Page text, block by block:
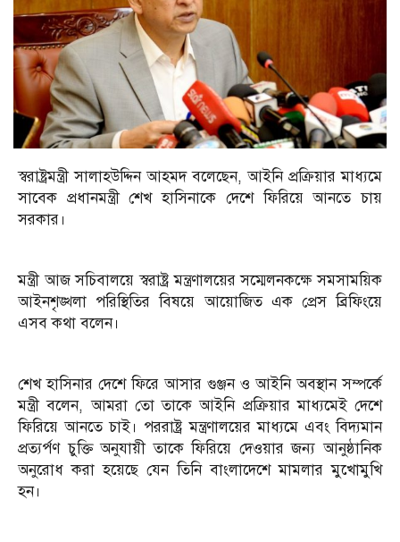
স্বরাষ্ট্রমন্ত্রী সালাহউদ্দিন আহমদ বলেছেন, আইনি প্রক্রিয়ার মাধ্যমে
সাবেক প্রধানমন্ত্রী শেখ হাসিনাকে দেশে ফিরিয়ে আনতে চায়
সরকার।
মন্ত্রী আজ সচিবালয়ে স্বরাষ্ট্র মন্ত্রণালয়ের সম্মেলনকক্ষে সমসাময়িক
আইনশৃঙ্খলা পরিস্থিতির বিষয়ে আয়োজিত এক প্রেস ব্রিফিংয়ে
এসব কথা বলেন।
শেখ হাসিনার দেশে ফিরে আসার গুঞ্জন ও আইনি অবস্থান সম্পর্কে
মন্ত্রী বলেন, আমরা তো তাকে আইনি প্রক্রিয়ার মাধ্যমেই দেশে
ফিরিয়ে আনতে চাই। পররাষ্ট্র মন্ত্রণালয়ের মাধ্যমে এবং বিদ্যমান
প্রত্যর্পণ চুক্তি অনুযায়ী তাকে ফিরিয়ে দেওয়ার জন্য আনুষ্ঠানিক
অনুরোধ করা হয়েছে যেন তিনি বাংলাদেশে মামলার মুখোমুখি
হন।